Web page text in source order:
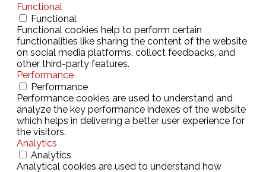
Functional
Functional
Functional cookies help to perform certain
functionalities like sharing the content of the website
on social media platforms, collect feedbacks, and
other third-party features.
Performance
Performance
Performance cookies are used to understand and
analyze the key performance indexes of the website
which helps in delivering a better user experience for
the visitors.
Analytics
Analytics
Analytical cookies are used to understand how